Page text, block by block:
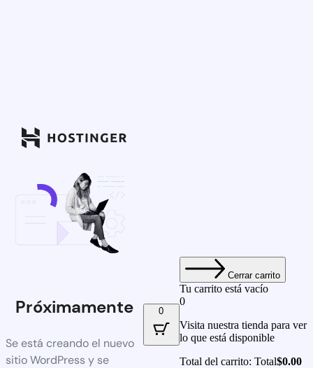
Próximamente
Se está creando el nuevo
sitio WordPress y se
0
Cerrar carrito
Tu carrito está vacío
0
Visita nuestra tienda para ver
lo que está disponible
Total del carrito: Total$0.00